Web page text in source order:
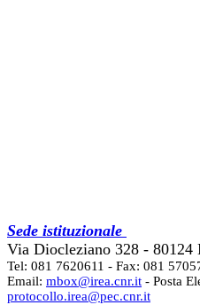
Sede istituzionale
Via Diocleziano 328 - 80124
Tel: 081 7620611 - Fax: 081
Email: mbox@irea.cnr.it - Posta
protocollo.irea@pec.cnr.it